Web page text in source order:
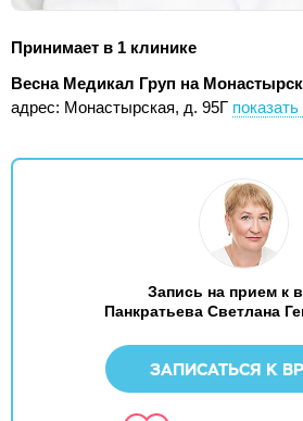
Принимает в 1 клинике
Весна Медикал Груп на
адрес: Монастырская, д. 95Г
Запись на прием к
Панкратьева Светлана
ЗАПИСАТЬСЯ К